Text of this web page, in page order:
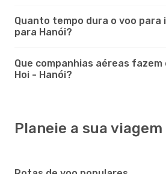
Quanto tempo dura o voo para
para Hanói?
Que companhias aéreas
Hoi - Hanói?
Planeie a sua viagem